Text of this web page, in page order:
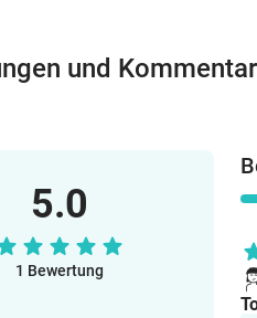
und
5.0
1 Bewertung